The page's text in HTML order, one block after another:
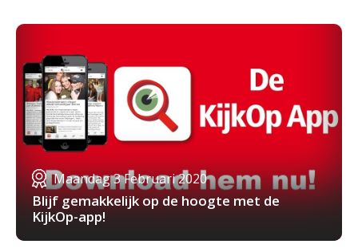
Maandag 3 Februari 2020
Blijf gemakkelijk op de hoogte met de
KijkOp-app!